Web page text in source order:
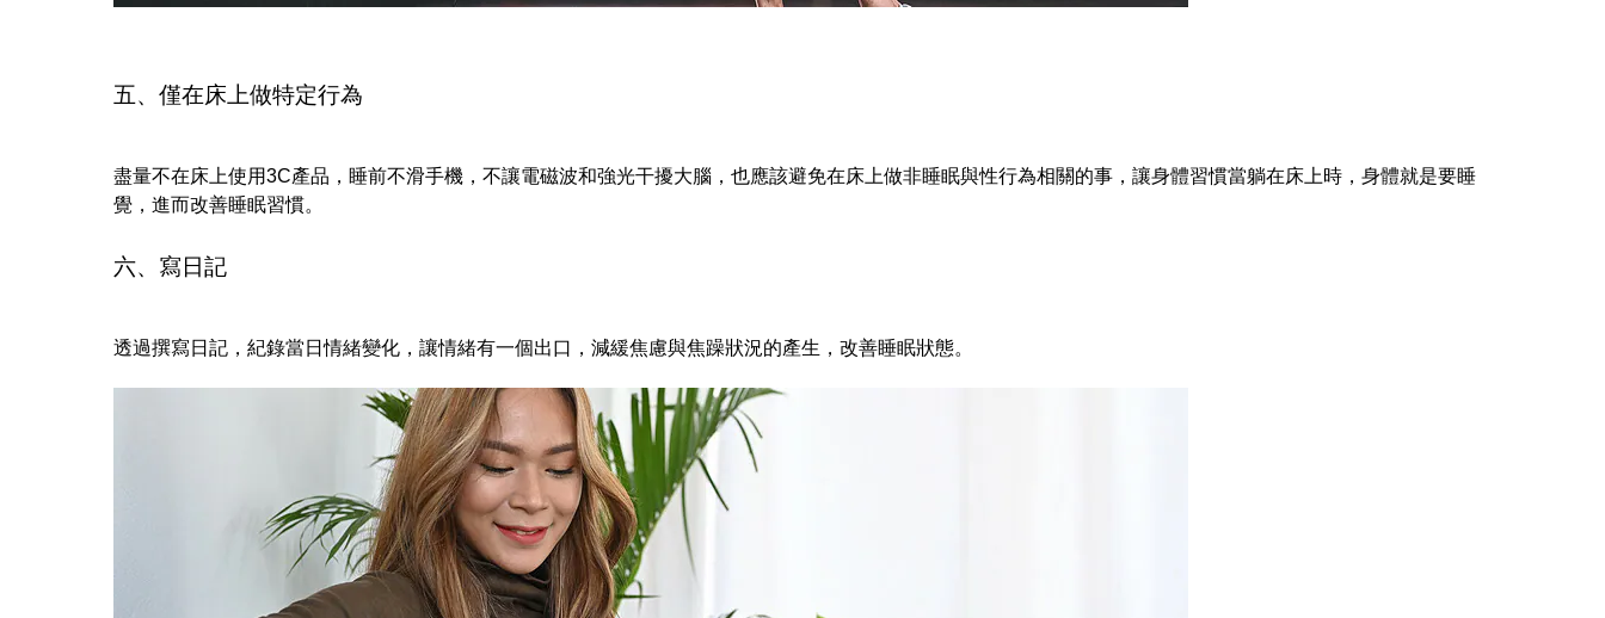
五、僅在床上做特定行為
盡量不在床上使用3C產品，睡前不滑手機，不讓電磁波和強光干擾大腦，也應該避免在床上做非睡眠與性行為相關的事，讓身體習慣當躺在床上時，身體就是要睡
覺，進而改善睡眠習慣。
六、寫日記
透過撰寫日記，紀錄當日情緒變化，讓情緒有一個出口，減緩焦慮與焦躁狀況的產生，改善睡眠狀態。